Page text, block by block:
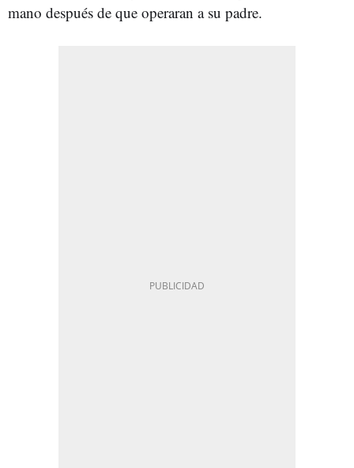
mano después de que operaran a su padre.